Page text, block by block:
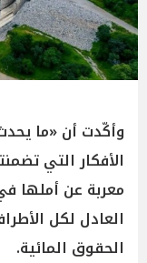
وأكّدت أن «ما
الأفكار التي
معربة عن أملها
العادل لكل
الحقوق المائية.